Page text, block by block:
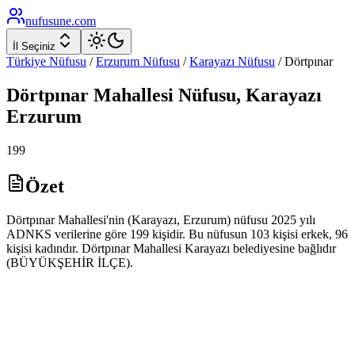
nufusune.com
İl Seçiniz
Türkiye Nüfusu / Erzurum Nüfusu / Karayazı Nüfusu /Dörtpınar
Dörtpınar Mahallesi Nüfusu, Karayazı
Erzurum
199
Özet
Dörtpınar Mahallesi'nin (Karayazı, Erzurum) nüfusu 2025 yılı
ADNKS verilerine göre 199 kişidir. Bu nüfusun 103 kişisi erkek, 96
kişisi kadındır. Dörtpınar Mahallesi Karayazı belediyesine bağlıdır
(BÜYÜKŞEHİR İLÇE).